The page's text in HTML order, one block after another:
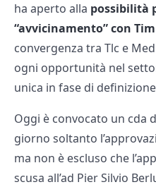
ha aperto alla possibilità
“avvicinamento” con Tim
convergenza tra Tlc e
ogni opportunità nel
unica in fase di
Oggi è convocato un cda
giorno soltanto
ma non è escluso che
scusa all’ad Pier Silvio